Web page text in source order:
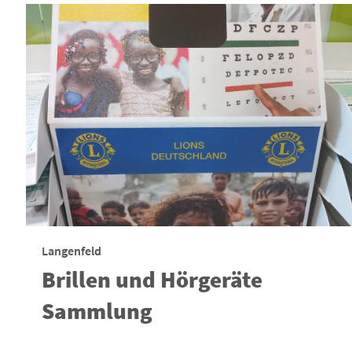
Langenfeld
Brillen und Hörgeräte
Sammlung